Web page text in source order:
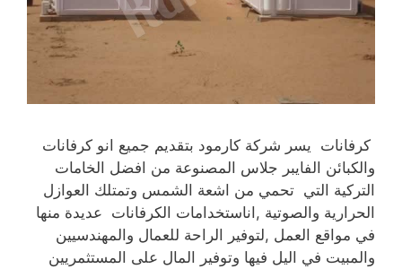
كرفانات يسر شركة كارمود بتقديم جميع انو كرفانات
والكبائن الفايبر جلاس المصنوعة من افضل الخامات
التركية التي تحمي من اشعة الشمس وتمتلك العوازل
الحرارية والصوتية ,اناستخدامات الكرفانات عديدة منها
في مواقع العمل ,لتوفير الراحة للعمال والمهندسيين
والمبيت في اليل فيها وتوفير المال على المستثمريين